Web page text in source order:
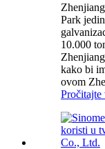
Park
10.000
kako bi
ovom
Pročitajte